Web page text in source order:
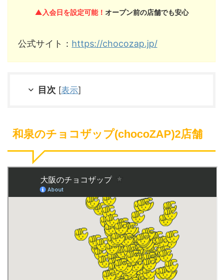
▲入会日を設定可能！ オープン前の店舗でも安心
公式サイト： https://chocozap.jp/
目次 [表示]
和泉のチョコザップ(chocoZAP)2店舗